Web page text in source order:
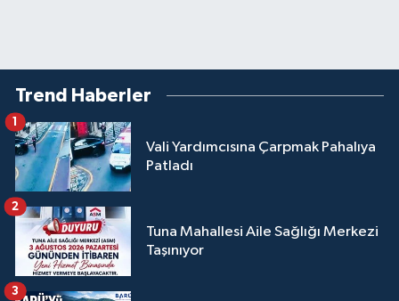
Trend Haberler
Vali Yardımcısına Çarpmak Pahalıya
Patladı
1
Tuna Mahallesi Aile Sağlığı Merkezi
Taşınıyor
2
3